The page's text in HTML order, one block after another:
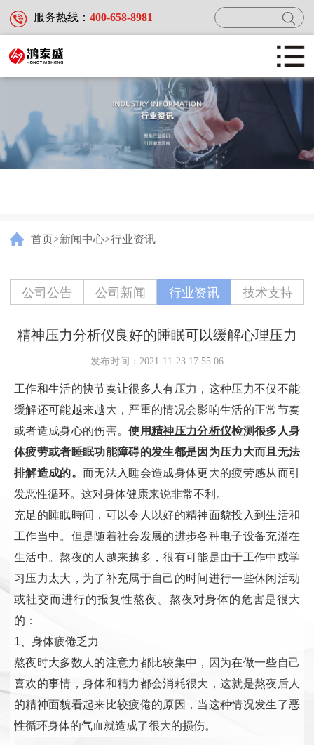
服务热线： 400-658-8981
首页
服务及案例
关于鸿泰盛
首页>新闻中心>行业资讯
公司公告 公司新闻 行业资讯 技术支持
精神压力分析仪良好的睡眠可以缓解心理压力
发布时间：2021-11-23 17:55:06
工作和生活的快节奏让很多人有压力，这种压力不仅不能
缓解还可能越来越大，严重的情况会影响生活的正常节奏
或者造成身心的伤害。使用精神压力分析仪检测很多人身
体疲劳或者睡眠功能障碍的发生都是因为压力大而且无法
排解造成的。 而无法入睡会造成身体更大的疲劳感从而引
发恶性循环。这对身体健康来说非常不利。
充足的睡眠時间，可以令人以好的精神面貌投入到生活和
工作当中。但是随着社会发展的进步各种电子设备充溢在
生活中。熬夜的人越来越多，很有可能是由于工作中或学
习压力太大，为了补充属于自己的时间进行一些休闲活动
或社交而进行的报复性熬夜。熬夜对身体的危害是很大
的：
1、身体疲倦乏力
熬夜时大多数人的注意力都比较集中，因为在做一些自己
喜欢的事情，身体和精力都会消耗很大，这就是熬夜后人
的精神面貌看起来比较疲倦的原因，当这种情况发生了恶
性循环身体的气血就造成了很大的损伤。